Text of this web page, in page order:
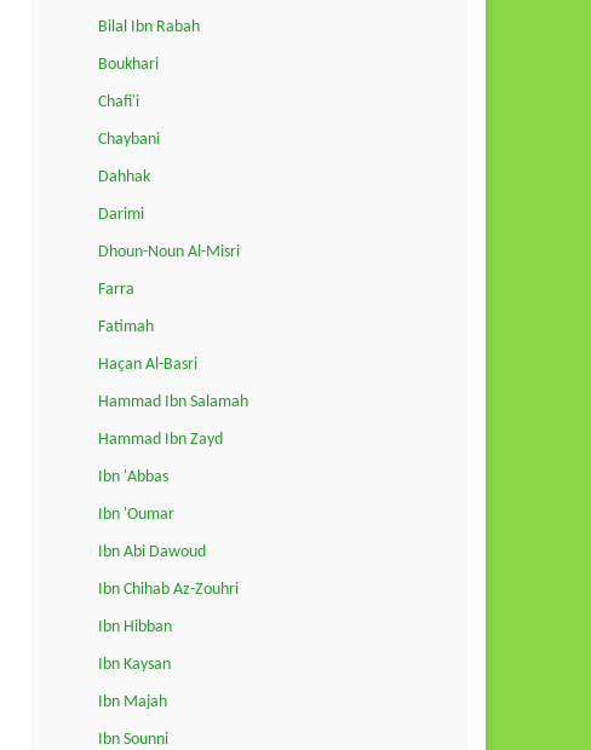
Bilal Ibn Rabah
Boukhari
Chafi'i
Chaybani
Dahhak
Darimi
Dhoun-Noun Al-Misri
Farra
Fatimah
Haçan Al-Basri
Hammad Ibn Salamah
Hammad Ibn Zayd
Ibn 'Abbas
Ibn 'Oumar
Ibn Abi Dawoud
Ibn Chihab Az-Zouhri
Ibn Hibban
Ibn Kaysan
Ibn Majah
Ibn Sounni